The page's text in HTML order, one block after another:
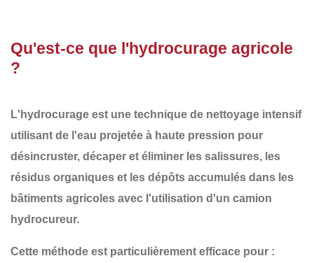
Qu'est-ce que l'hydrocurage agricole
?
L' hydrocurage est une technique de nettoyage intensif
utilisant de l'eau projetée à haute pression pour
désincruster, décaper et éliminer les salissures, les
résidus organiques et les dépôts accumulés dans les
bâtiments agricoles avec l'utilisation d'un camion
hydrocureur.
Cette méthode est particulièrement efficace pour :